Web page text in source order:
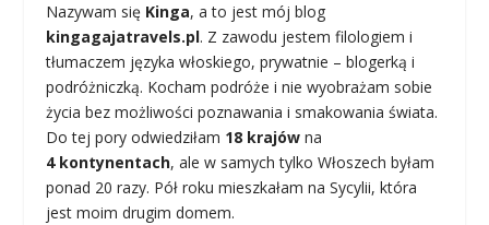
Nazywam się Kinga, a to jest mój blog
kingagajatravels.pl. Z zawodu jestem filologiem i
tłumaczem języka włoskiego, prywatnie – blogerką i
podróżniczką. Kocham podróże i nie wyobrażam sobie
życia bez możliwości poznawania i smakowania świata.
Do tej pory odwiedziłam 18 krajów na
4 kontynentach, ale w samych tylko Włoszech byłam
ponad 20 razy. Pół roku mieszkałam na Sycylii, która
jest moim drugim domem.